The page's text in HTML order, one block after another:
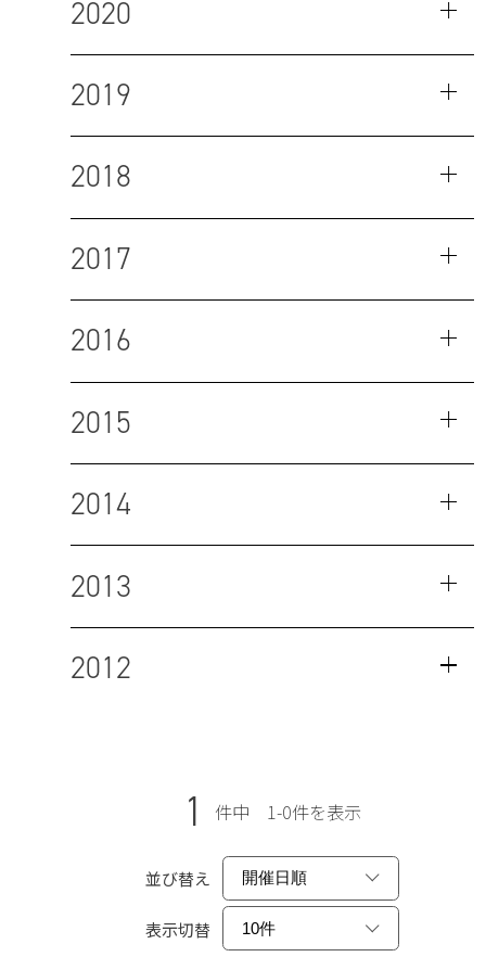
2020
2019
2018
2017
2016
2015
2014
2013
2012
1 件中 1-0件を表示
並び替え
表示切替